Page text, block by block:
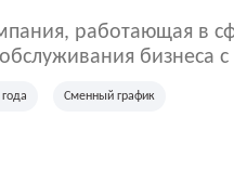
работающая в
бизнеса
Сменный график